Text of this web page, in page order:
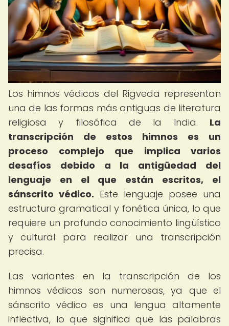
Los himnos védicos del Rigveda representan
una de las formas más antiguas de literatura
religiosa y filosófica de la India. La
transcripción de estos himnos es un
proceso complejo que implica varios
desafíos debido a la antigüedad del
lenguaje en el que están escritos, el
sánscrito védico. Este lenguaje posee una
estructura gramatical y fonética única, lo que
requiere un profundo conocimiento lingüístico
y cultural para realizar una transcripción
precisa.
Las variantes en la transcripción de los
himnos védicos son numerosas, ya que el
sánscrito védico es una lengua altamente
inflectiva, lo que significa que las palabras